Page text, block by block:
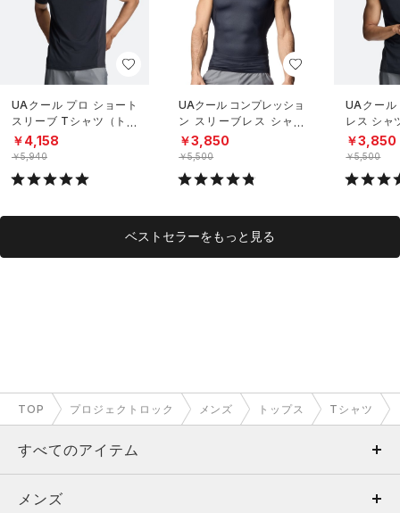
UAクール プロ ショート
スリーブ Tシャツ（トレ
ーニング/MEN）
￥4,158
￥5,940
UAクール コンプレッショ
ン スリーブレス シャツ
（トレーニング/MEN）
￥3,850
￥5,500
UAクール
レス シャ
グ/MEN）
￥3,850
￥5,500
ベストセラーをもっと見る
TOP プロジェクトロック メンズ トップス Tシャツ
すべてのアイテム
メンズ
メンズ